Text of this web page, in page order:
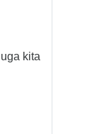
kita